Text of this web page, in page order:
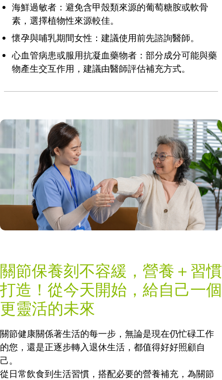
海鮮過敏者：避免含甲殼類來源的葡萄糖胺或軟骨
素，選擇植物性來源較佳。
懷孕與哺乳期間女性：建議使用前先諮詢醫師。
心血管病患或服用抗凝血藥物者：部分成分可能與藥
物產生交互作用，建議由醫師評估補充方式。
關節保養刻不容緩，營養＋習慣
打造！從今天開始，給自己一個
更靈活的未來
關節健康關係著生活的每一步，無論是現在仍忙碌工作
的您，還是正逐步轉入退休生活，都值得好好照顧自
己。
從日常飲食到生活習慣，搭配必要的營養補充，為關節